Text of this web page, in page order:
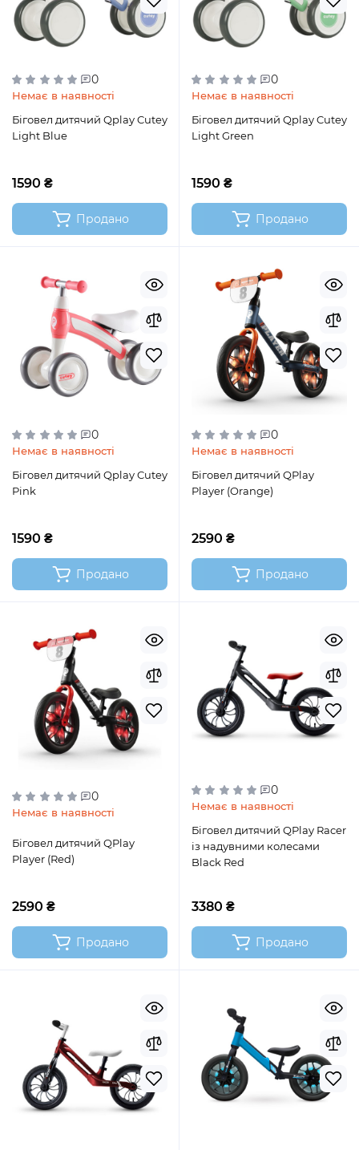
0
Немає в наявності
Біговел дитячий Qplay Cutey
Light Blue
1590 ₴
Продано
0
Немає в наявності
Біговел дитячий Qplay Cutey
Light Green
1590 ₴
Продано
0
Немає в наявності
Біговел дитячий Qplay Cutey
Pink
1590 ₴
Продано
0
Немає в наявності
Біговел дитячий QPlay
Player (Orange)
2590 ₴
Продано
0
Немає в наявності
Біговел дитячий QPlay
Player (Red)
2590 ₴
Продано
0
Немає в наявності
Біговел дитячий QPlay Racer
із надувними колесами
Black Red
3380 ₴
Продано